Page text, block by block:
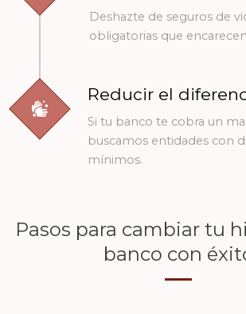
Deshazte de seguros de
obligatorias que
Reducir el
Si tu banco te cobra un
buscamos entidades con
mínimos.
Pasos para cambiar tu
banco con